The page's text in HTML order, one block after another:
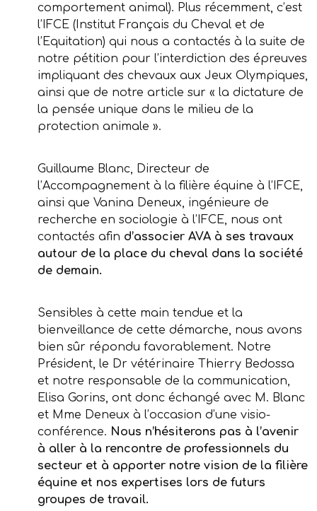
comportement animal). Plus récemment, c’est
l’IFCE (Institut Français du Cheval et de
l’Equitation) qui nous a contactés à la suite de
notre pétition pour l’interdiction des épreuves
impliquant des chevaux aux Jeux Olympiques,
ainsi que de notre article sur « la dictature de
la pensée unique dans le milieu de la
protection animale ».
Guillaume Blanc, Directeur de
l’Accompagnement à la filière équine à l’IFCE,
ainsi que Vanina Deneux, ingénieure de
recherche en sociologie à l’IFCE, nous ont
contactés afin d’associer AVA à ses travaux
autour de la place du cheval dans la société
de demain.
Sensibles à cette main tendue et la
bienveillance de cette démarche, nous avons
bien sûr répondu favorablement. Notre
Président, le Dr vétérinaire Thierry Bedossa
et notre responsable de la communication,
Elisa Gorins, ont donc échangé avec M. Blanc
et Mme Deneux à l’occasion d’une visio-
conférence. Nous n’hésiterons pas à l’avenir
à aller à la rencontre de professionnels du
secteur et à apporter notre vision de la filière
équine et nos expertises lors de futurs
groupes de travail.